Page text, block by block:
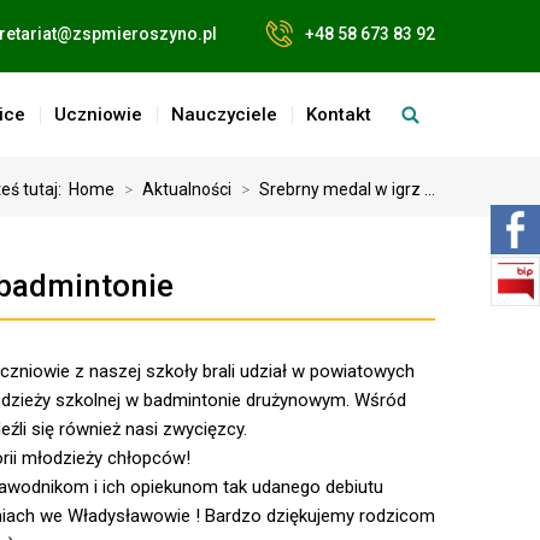
+48 58 673 83 92
Uczniowie Nauczyciele Kontakt
tutaj: Home > Aktualności > Srebrny medal w igrz ...
z naszej szkoły brali udział w powiatowych
szkolnej w badmintonie drużynowym. Wśród
się również nasi zwycięzcy.
młodzieży chłopców!
i ich opiekunom tak udanego debiutu
we Władysławowie ! Bardzo dziękujemy rodzicom